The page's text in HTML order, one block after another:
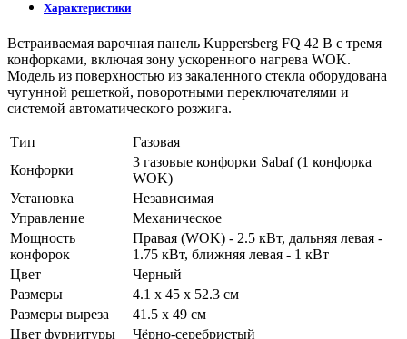
Характеристики
Встраиваемая варочная панель Kuppersberg FQ 42 B с тремя
конфорками, включая зону ускоренного нагрева WOK.
Модель из поверхностью из закаленного стекла оборудована
чугунной решеткой, поворотными переключателями и
системой автоматического розжига.
Тип
Газовая
Конфорки
3 газовые конфорки Sabaf (1 конфорка
WOK)
Установка
Независимая
Управление
Механическое
Мощность
конфорок
Правая (WOK) - 2.5 кВт, дальняя левая -
1.75 кВт, ближняя левая - 1 кВт
Цвет
Черный
Размеры
4.1 х 45 х 52.3 см
Размеры выреза
41.5 х 49 см
Цвет фурнитуры
Чёрно-серебристый